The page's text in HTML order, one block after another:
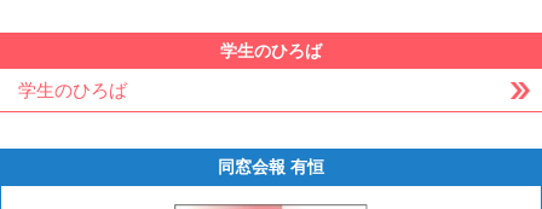
学生のひろば
学生のひろば
同窓会報 有恒